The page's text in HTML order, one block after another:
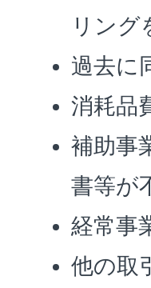
リング
過去に
消耗品
補助事
書等が
経常事
他の取